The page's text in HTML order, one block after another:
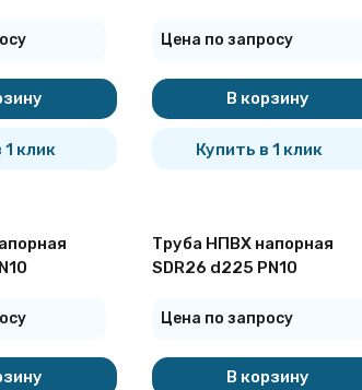
1 клик
Цена по запросу
В корзину
Купить в 1 клик
Труба НПВХ напорная
SDR26 d225 PN10
Цена по запросу
В корзину